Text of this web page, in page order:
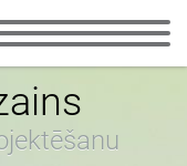
tvertnes